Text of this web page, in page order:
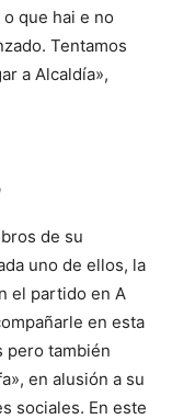
que hai e no
Tentamos
a Alcaldía»,
de su
uno de ellos, la
el partido en A
en esta
pero también
en alusión a su
sociales. En este